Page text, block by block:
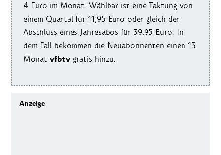
4 Euro im Monat. Wählbar ist eine Taktung von
einem Quartal für 11,95 Euro oder gleich der
Abschluss eines Jahresabos für 39,95 Euro. In
dem Fall bekommen die Neuabonnenten einen 13.
Monat vfbtv gratis hinzu.